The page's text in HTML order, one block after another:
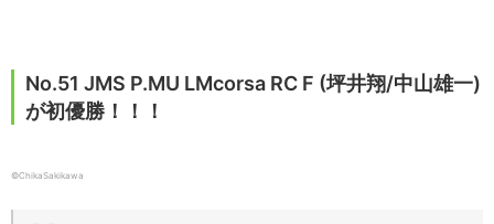
No.51 JMS P.MU LMcorsa RC F (坪井翔/中山雄一)
が初優勝！！！
©ChikaSakikawa